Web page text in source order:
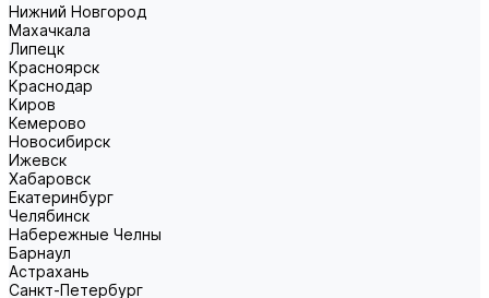
Нижний Новгород
Махачкала
Липецк
Красноярск
Краснодар
Киров
Кемерово
Новосибирск
Ижевск
Хабаровск
Екатеринбург
Челябинск
Набережные Челны
Барнаул
Астрахань
Санкт-Петербург